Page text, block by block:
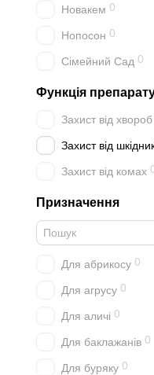
Новакем 0
Нопосон 0
Сімейний Сад 0
Функція
Захист від хвороб
Захист від
Захист від комах
Призначення
Для абрикосу 0
Для агрусу 0
Для аличі 0
Для баклажанів 0
Для буряку 0